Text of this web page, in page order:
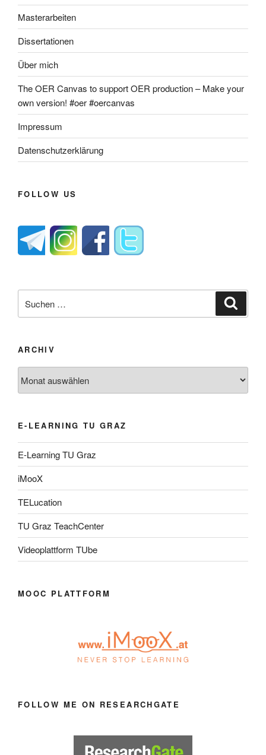
Masterarbeiten
Dissertationen
Über mich
The OER Canvas to support OER production – Make your
own version! #oer #oercanvas
Impressum
Datenschutzerklärung
FOLLOW US
nach:
ARCHIV
E-LEARNING TU GRAZ
E-Learning TU Graz
iMooX
TELucation
TU Graz TeachCenter
Videoplattform TUbe
MOOC PLATTFORM
FOLLOW ME ON RESEARCHGATE